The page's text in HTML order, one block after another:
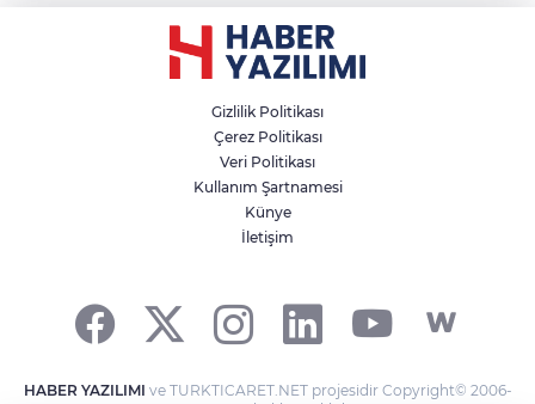
Gizlilik Politikası
Çerez Politikası
Veri Politikası
Kullanım Şartnamesi
Künye
İletişim
HABER YAZILIMI ve TURKTICARET.NET projesidir Copyright© 2006-